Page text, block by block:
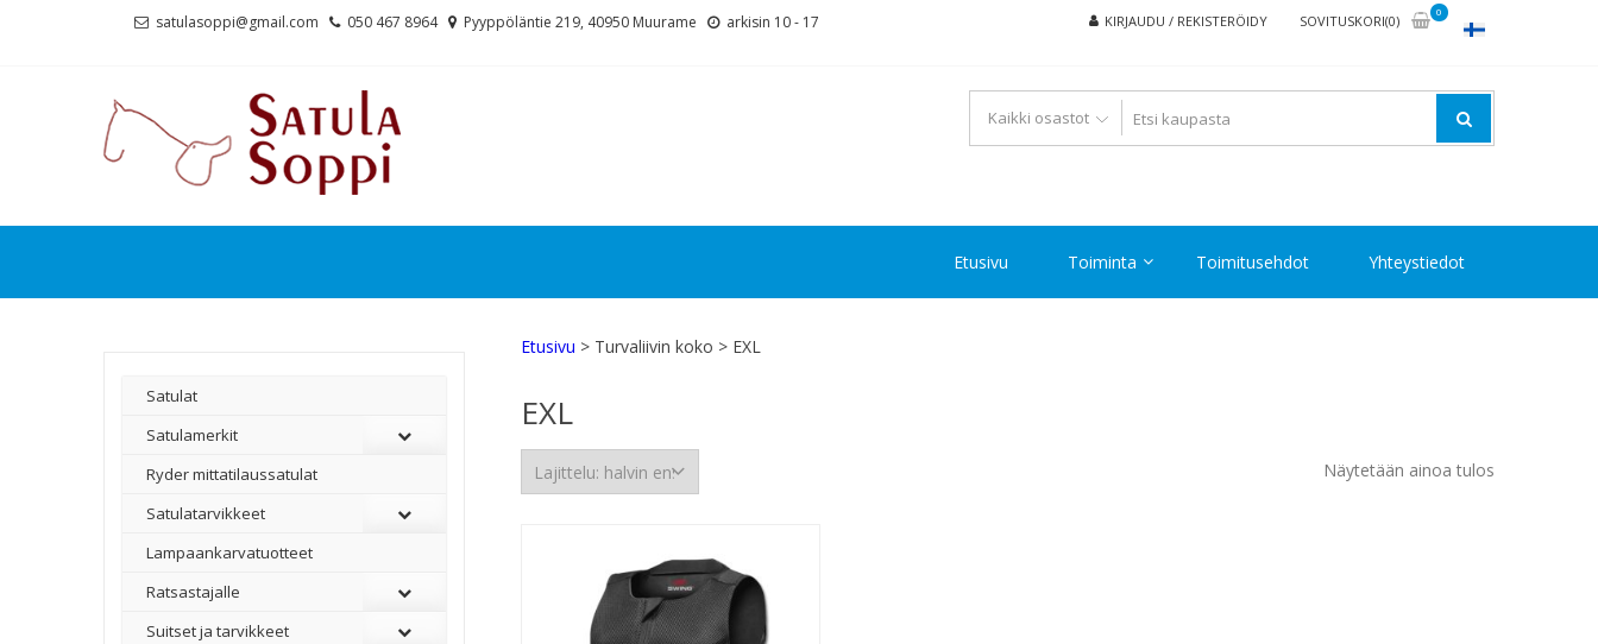
satulasoppi@gmail.com 050 467 8964 Pyyppöläntie 219, 40950 Muurame arkisin 10 - 17 KIRJAUDU / REKISTERÖIDY SOVITUSKORI(0)
0
Etusivu Toiminta Toimitusehdot Yhteystiedot
Etusivu > Turvaliivin koko > EXL
EXL
Näytetään ainoa tulos
Satulat
Satulamerkit
Ryder mittatilaussatulat
Satulatarvikkeet
–
Lampaankarvatuotteet
Ratsastajalle
Suitset ja tarvikkeet